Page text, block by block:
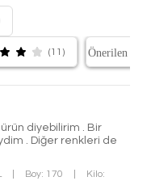
(11)
diyebilirim . Bir
. Diğer renkleri de
Boy: 170
Kilo: